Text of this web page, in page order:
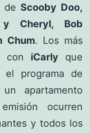
de Scooby Doo,
y Cheryl, Bob
Chum. Los más
con iCarly que
programa de
apartamento
ocurren
y todos los